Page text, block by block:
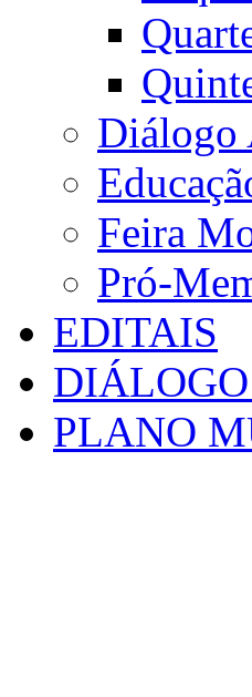
Diálogo
Feira
Pró-
EDITAIS
PLANO